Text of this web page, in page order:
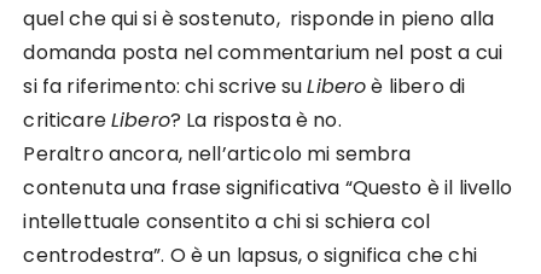
quel che qui si è sostenuto, risponde in pieno alla
domanda posta nel commentarium nel post a cui
si fa riferimento: chi scrive suLiberoè libero di
criticareLibero? La risposta è no.
Peraltro ancora, nell’articolo mi sembra
contenuta una frase significativa “Questo è il livello
intellettuale consentito a chi si schiera col
centrodestra”. O è un lapsus, o significa che chi